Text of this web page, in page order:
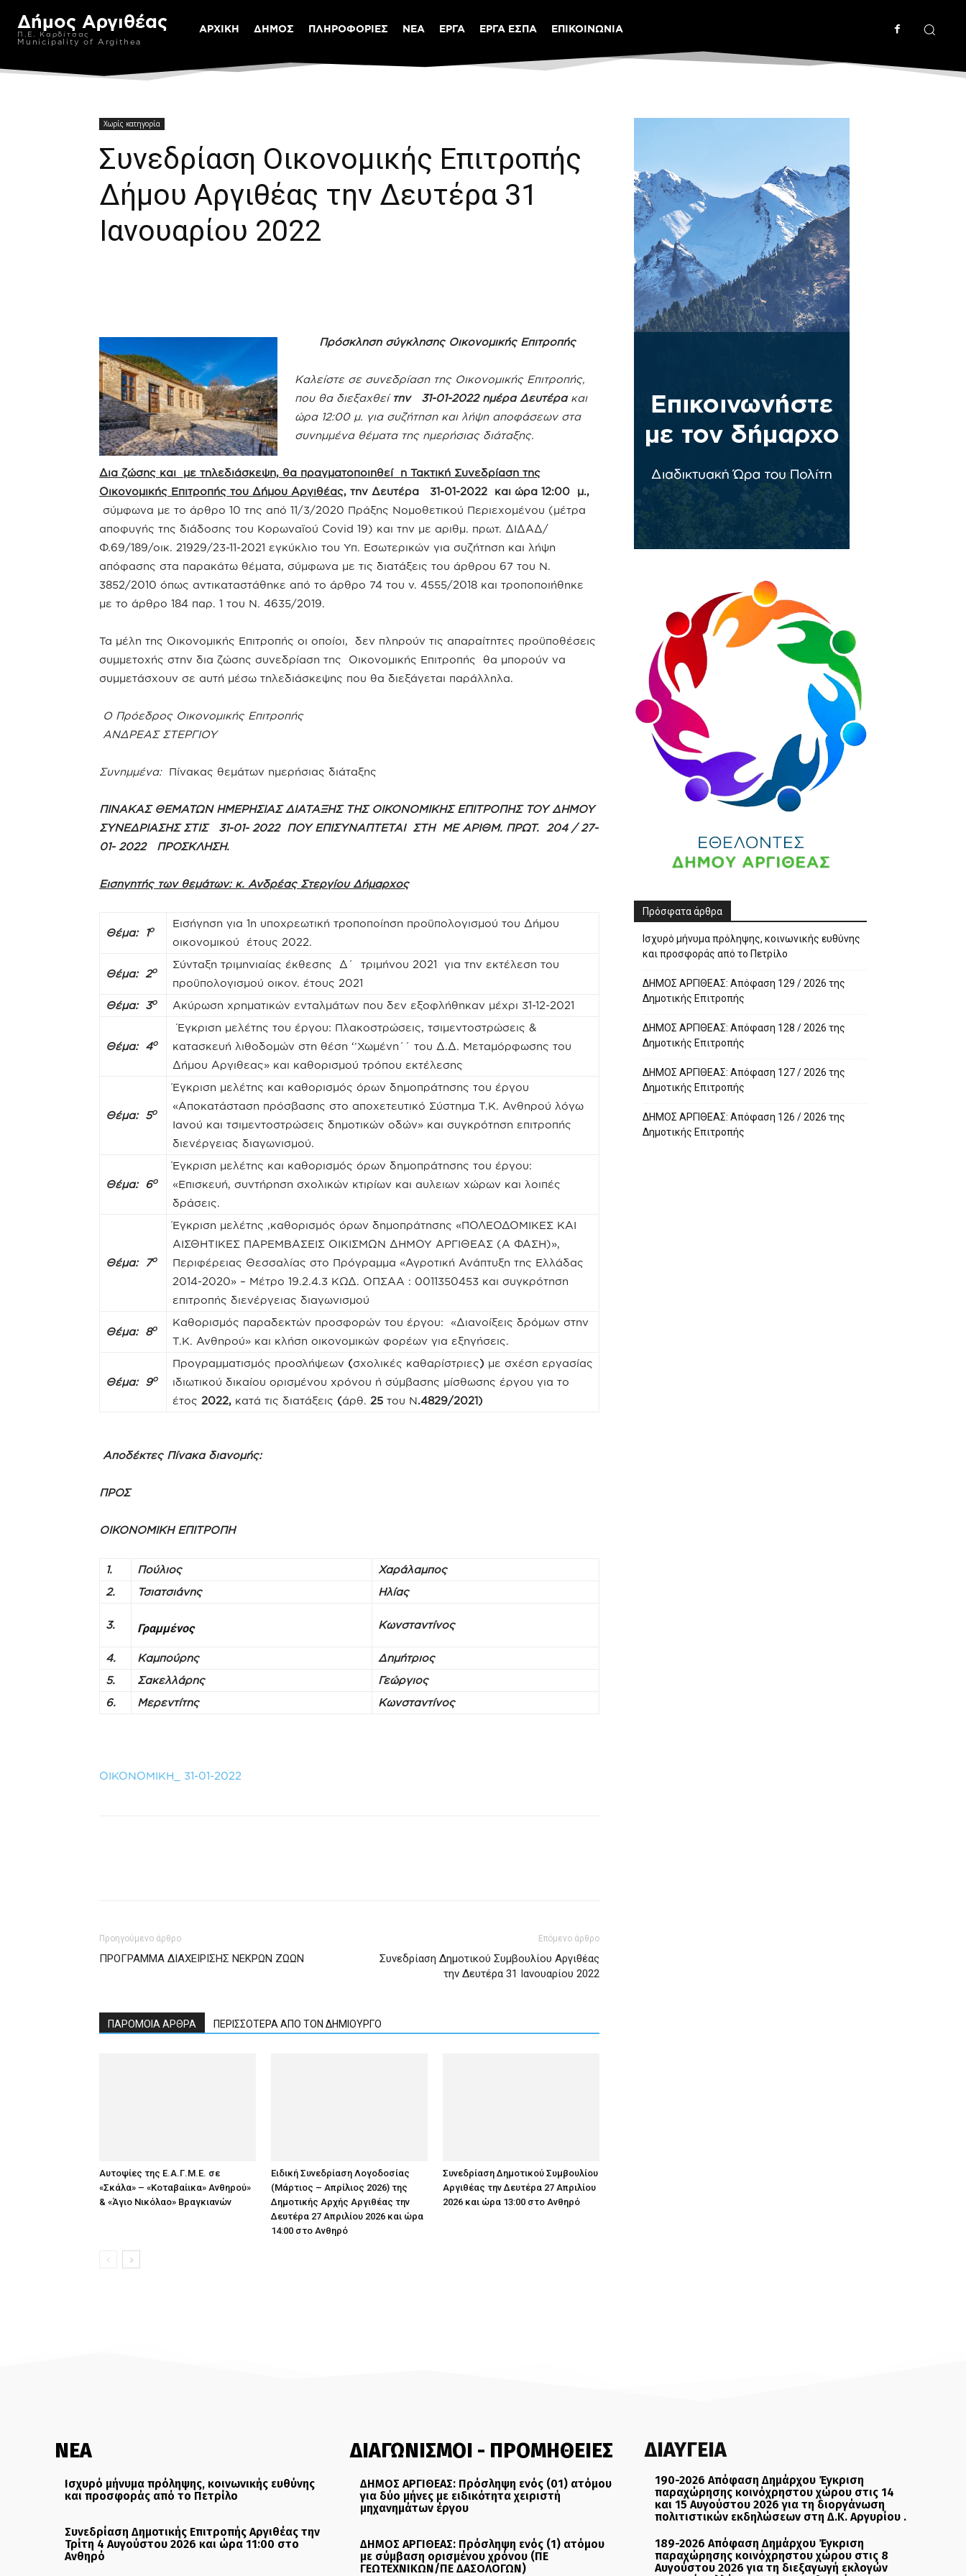
Δήμος Αργιθέας
Π.Ε. Καρδίτσας
Municipality of Argithea
ΑΡΧΙΚΗ ΔΗΜΟΣ ΠΛΗΡΟΦΟΡΙΕΣ ΝΕΑ ΕΡΓΑ ΕΡΓΑ ΕΣΠΑ ΕΠΙΚΟΙΝΩΝΙΑ
Χωρίς κατηγορία
Συνεδρίαση Οικονομικής Επιτροπής
Δήμου Αργιθέας την Δευτέρα 31
Ιανουαρίου 2022
Πρόσκληση σύγκλησης Οικονομικής Επιτροπής
Καλείστε σε συνεδρίαση της Οικονομικής Επιτροπής,
που θα διεξαχθεί την 31-01-2022 ημέρα Δευτέρα και
ώρα 12:00 μ. για συζήτηση και λήψη αποφάσεων στα
συνημμένα θέματα της ημερήσιας διάταξης.
Δια ζώσης και με τηλεδιάσκεψη, θα πραγματοποιηθεί η Τακτική Συνεδρίαση της
Οικονομικής Επιτροπής του Δήμου Αργιθέας, την Δευτέρα 31-01-2022 και ώρα 12:00 μ.,
σύμφωνα με το άρθρο 10 της από 11/3/2020 Πράξης Νομοθετικού Περιεχομένου (μέτρα
αποφυγής της διάδοσης του Κορωναϊού Covid 19) και την με αριθμ. πρωτ. ΔΙΔΑΔ/
Φ.69/189/οικ. 21929/23-11-2021 εγκύκλιο του Υπ. Εσωτερικών για συζήτηση και λήψη
απόφασης στα παρακάτω θέματα, σύμφωνα με τις διατάξεις του άρθρου 67 του Ν.
3852/2010 όπως αντικαταστάθηκε από το άρθρο 74 του ν. 4555/2018 και τροποποιήθηκε
με το άρθρο 184 παρ. 1 του Ν. 4635/2019.
Τα μέλη της Οικονομικής Επιτροπής οι οποίοι, δεν πληρούν τις απαραίτητες προϋποθέσεις
συμμετοχής στην δια ζώσης συνεδρίαση της Οικονομικής Επιτροπής θα μπορούν να
συμμετάσχουν σε αυτή μέσω τηλεδιάσκεψης που θα διεξάγεται παράλληλα.
Ο Πρόεδρος Οικονομικής Επιτροπής
ΑΝΔΡΕΑΣ ΣΤΕΡΓΙΟΥ
Συνημμένα: Πίνακας θεμάτων ημερήσιας διάταξης
ΠΙΝΑΚΑΣ ΘΕΜΑΤΩΝ ΗΜΕΡΗΣΙΑΣ ΔΙΑΤΑΞΗΣ ΤΗΣ ΟΙΚΟΝΟΜΙΚΗΣ ΕΠΙΤΡΟΠΗΣ ΤΟΥ ΔΗΜΟΥ
ΣΥΝΕΔΡΙΑΣΗΣ ΣΤΙΣ 31-01- 2022 ΠΟΥ ΕΠΙΣΥΝΑΠΤΕΤΑΙ ΣΤΗ ΜΕ ΑΡΙΘΜ. ΠΡΩΤ. 204 / 27-
01- 2022 ΠΡΟΣΚΛΗΣΗ.
Εισηγητής των θεμάτων: κ. Ανδρέας Στεργίου Δήμαρχος
Θέμα: 1ο
Εισήγηση για 1η υποχρεωτική τροποποίηση προϋπολογισμού του Δήμου
οικονομικού έτους 2022.
Θέμα: 2ο
Σύνταξη τριμηνιαίας έκθεσης Δ΄ τριμήνου 2021 για την εκτέλεση του
προϋπολογισμού οικον. έτους 2021
Θέμα: 3ο Ακύρωση χρηματικών ενταλμάτων που δεν εξοφλήθηκαν μέχρι 31-12-2021
Θέμα: 4ο
Έγκριση μελέτης του έργου: Πλακοστρώσεις, τσιμεντοστρώσεις &
κατασκευή λιθοδομών στη θέση ‘’Χωμένη΄΄ του Δ.Δ. Μεταμόρφωσης του
Δήμου Αργιθεας» και καθορισμού τρόπου εκτέλεσης
Θέμα: 5ο
Έγκριση μελέτης και καθορισμός όρων δημοπράτησης του έργου
«Αποκατάσταση πρόσβασης στο αποχετευτικό Σύστημα Τ.Κ. Ανθηρού λόγω
Ιανού και τσιμεντοστρώσεις δημοτικών οδών» και συγκρότηση επιτροπής
διενέργειας διαγωνισμού.
Θέμα: 6ο
Έγκριση μελέτης και καθορισμός όρων δημοπράτησης του έργου:
«Επισκευή, συντήρηση σχολικών κτιρίων και αυλειων χώρων και λοιπές
δράσεις.
Θέμα: 7ο
Έγκριση μελέτης ,καθορισμός όρων δημοπράτησης «ΠΟΛΕΟΔΟΜΙΚΕΣ ΚΑΙ
ΑΙΣΘΗΤΙΚΕΣ ΠΑΡΕΜΒΑΣΕΙΣ ΟΙΚΙΣΜΩΝ ΔΗΜΟΥ ΑΡΓΙΘΕΑΣ (Α ΦΑΣΗ)»,
Περιφέρειας Θεσσαλίας στο Πρόγραμμα «Αγροτική Ανάπτυξη της Ελλάδας
2014-2020» – Μέτρο 19.2.4.3 ΚΩΔ. ΟΠΣΑΑ : 0011350453 και συγκρότηση
επιτροπής διενέργειας διαγωνισμού
Θέμα: 8ο
Καθορισμός παραδεκτών προσφορών του έργου: «Διανοίξεις δρόμων στην
Τ.Κ. Ανθηρού» και κλήση οικονομικών φορέων για εξηγήσεις.
Θέμα: 9ο
Προγραμματισμός προσλήψεων (σχολικές καθαρίστριες) με σχέση εργασίας
ιδιωτικού δικαίου ορισμένου χρόνου ή σύμβασης μίσθωσης έργου για το
έτος 2022, κατά τις διατάξεις (άρθ. 25 του Ν.4829/2021)
Αποδέκτες Πίνακα διανομής:
ΠΡΟΣ
ΟΙΚΟΝΟΜΙΚΗ ΕΠΙΤΡΟΠΗ
1. Πούλιος
Χαράλαμπος
2.
Τσιατσιάνης Ηλίας
3. Γραμμένος Κωνσταντίνος
4. Καμπούρης
Δημήτριος
5.
Σακελλάρης
Γεώργιος
6.
Μερεντίτης Κωνσταντίνος
OIKONOMIKH_ 31-01-2022
Προηγούμενο άρθρο
ΠΡΟΓΡΑΜΜΑ ΔΙΑΧΕΙΡΙΣΗΣ ΝΕΚΡΩΝ ΖΩΩΝ
Επόμενο άρθρο
Συνεδρίαση Δημοτικού Συμβουλίου Αργιθέας
την Δευτέρα 31 Ιανουαρίου 2022
ΠΑΡΟΜΟΙΑ ΑΡΘΡΑ ΠΕΡΙΣΣΟΤΕΡΑ ΑΠΟ ΤΟΝ ΔΗΜΙΟΥΡΓΟ
Αυτοψίες της Ε.Α.Γ.Μ.Ε. σε
«Σκάλα» – «Κοταβαίικα» Ανθηρού»
& «Άγιο Νικόλαο» Βραγκιανών
Ειδική Συνεδρίαση Λογοδοσίας
(Μάρτιος – Απρίλιος 2026) της
Δημοτικής Αρχής Αργιθέας την
Δευτέρα 27 Απριλίου 2026 και ώρα
14:00 στο Ανθηρό
Συνεδρίαση Δημοτικού Συμβουλίου
Αργιθέας την Δευτέρα 27 Απριλίου
2026 και ώρα 13:00 στο Ανθηρό
Πρόσφατα άρθρα
Ισχυρό μήνυμα πρόληψης, κοινωνικής ευθύνης
και προσφοράς από το Πετρίλο
ΔΗΜΟΣ ΑΡΓΙΘΕΑΣ: Απόφαση 129 / 2026 της
Δημοτικής Επιτροπής
ΔΗΜΟΣ ΑΡΓΙΘΕΑΣ: Απόφαση 128 / 2026 της
Δημοτικής Επιτροπής
ΔΗΜΟΣ ΑΡΓΙΘΕΑΣ: Απόφαση 127 / 2026 της
Δημοτικής Επιτροπής
ΔΗΜΟΣ ΑΡΓΙΘΕΑΣ: Απόφαση 126 / 2026 της
Δημοτικής Επιτροπής
ΝΕΑ
Ισχυρό μήνυμα πρόληψης, κοινωνικής ευθύνης
και προσφοράς από το Πετρίλο
Συνεδρίαση Δημοτικής Επιτροπής Αργιθέας την
Τρίτη 4 Αυγούστου 2026 και ώρα 11:00 στο
Ανθηρό
ΔΙΑΓΩΝΙΣΜΟΙ - ΠΡΟΜΗΘΕΙΕΣ
ΔΗΜΟΣ ΑΡΓΙΘΕΑΣ: Πρόσληψη ενός (01) ατόμου
για δύο μήνες με ειδικότητα χειριστή
μηχανημάτων έργου
ΔΗΜΟΣ ΑΡΓΙΘΕΑΣ: Πρόσληψη ενός (1) ατόμου
με σύμβαση ορισμένου χρόνου (ΠΕ
ΓΕΩΤΕΧΝΙΚΩΝ/ΠΕ ΔΑΣΟΛΟΓΩΝ)
ΔΙΑΥΓΕΙΑ
190-2026 Απόφαση Δημάρχου Έγκριση
παραχώρησης κοινόχρηστου χώρου στις 14
και 15 Αυγούστου 2026 για τη διοργάνωση
πολιτιστικών εκδηλώσεων στη Δ.Κ. Αργυρίου .
189-2026 Απόφαση Δημάρχου Έγκριση
παραχώρησης κοινόχρηστου χώρου στις 8
Αυγούστου 2026 για τη διεξαγωγή εκλογών